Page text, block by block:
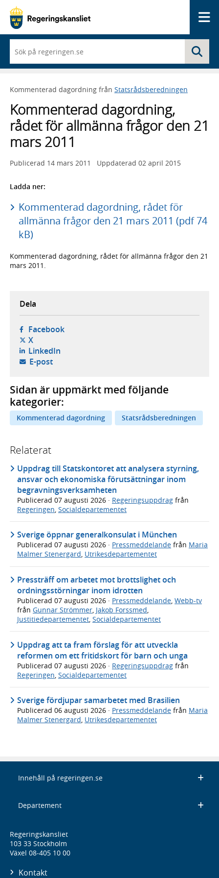
du
börjar
skriva
framträder
lista
med
sökförslag
Kommenterad dagordning från Statsrådsberedningen
Kommenterad dagordning,
rådet för allmänna frågor den 21
mars 2011
Publicerad 14 mars 2011 Uppdaterad 02 april 2015
Ladda ner:
Kommenterad dagordning, rådet för
allmänna frågor den 21 mars 2011 (pdf 74
kB)
Kommenterad dagordning, rådet för allmänna frågor den 21
mars 2011.
Dela
Facebook- öppnas i ny flik, extern webbplats,
X- öppnas i ny flik, extern webbplats,
LinkedIn- öppnas i ny flik, extern webbplats,
E-post- öppnar din e-postklient,
Sidan är uppmärkt med följande
kategorier:
Kommenterad dagordning Statsrådsberedningen
Relaterat
Uppdrag till Statskontoret att analysera styrning,
ansvar och ekonomiska förutsättningar inom
begravningsverksamheten
Publicerad 07 augusti 2026 · Regeringsuppdrag från
Regeringen Socialdepartementet
Sverige öppnar generalkonsulat i München
Publicerad 07 augusti 2026 · Pressmeddelande från Maria
Malmer Stenergard, Utrikesdepartementet
Pressträff om arbetet mot brottslighet och
ordningsstörningar inom idrotten
Publicerad 07 augusti 2026 · Pressmeddelande, Webb-tv
från Gunnar Strömmer, Jakob Forssmed,
Justitiedepartementet, Socialdepartementet
Uppdrag att ta fram förslag för att utveckla
reformen om ett fritidskort för barn och unga
Publicerad 07 augusti 2026 · Regeringsuppdrag från
Regeringen Socialdepartementet
Sverige fördjupar samarbetet med Brasilien
Publicerad 06 augusti 2026 · Pressmeddelande från Maria
Malmer Stenergard, Utrikesdepartementet
Innehåll på regeringen.se
Departement
Regeringskansliet
103 33 Stockholm
Växel 08-405 10 00
Kontakt